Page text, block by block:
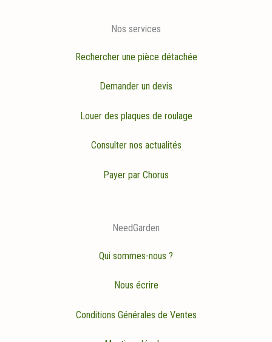
Nos services
Rechercher une pièce détachée
Demander un devis
Louer des plaques de roulage
Consulter nos actualités
Payer par Chorus
NeedGarden
Qui sommes-nous ?
Nous écrire
Conditions Générales de Ventes